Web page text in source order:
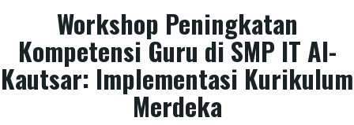
Workshop Peningkatan
Kompetensi Guru di SMP IT Al-
Kautsar: Implementasi Kurikulum
Merdeka